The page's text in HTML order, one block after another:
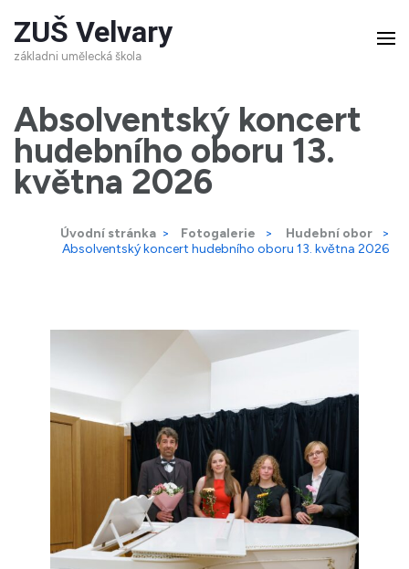
Přeskočit
na
(stiskněte
Enter)
ZUŠ Velvary
základni umělecká škola
Absolventský koncert
hudebního oboru 13.
května 2026
Úvodní stránka > Fotogalerie > Hudební obor
>
Absolventský koncert hudebního oboru 13. května 2026